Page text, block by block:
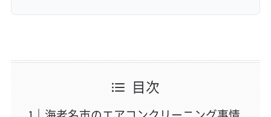
目次